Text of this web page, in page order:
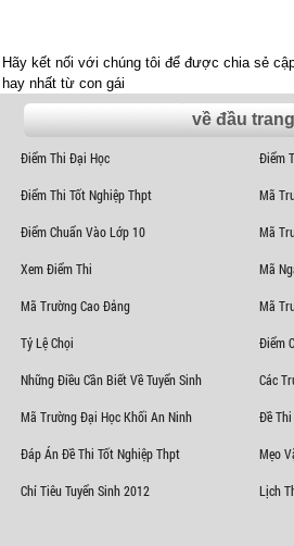
Hãy kết nối với chúng tôi để được chia sẻ
hay nhất từ con gái
về đầu trang
Điểm Thi Đại Học Điểm
Điểm Thi Tốt Nghiệp Thpt Mã
Điểm Chuẩn Vào Lớp 10 Mã
Xem Điểm Thi Mã
Mã Trường Cao Đẳng Mã
Tỷ Lệ Chọi Điểm
Những Điều Cần Biết Về Tuyển Sinh Các
Mã Trường Đại Học Khối An Ninh Đề
Đáp Án Đề Thi Tốt Nghiệp Thpt Mẹo
Chỉ Tiêu Tuyển Sinh 2012 Lịch